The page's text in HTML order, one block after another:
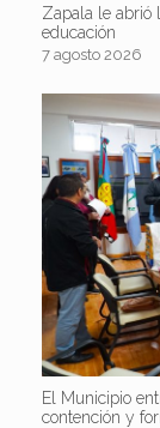
Zapala le abrió
educación
7 agosto 2026
El Municipio
contención y